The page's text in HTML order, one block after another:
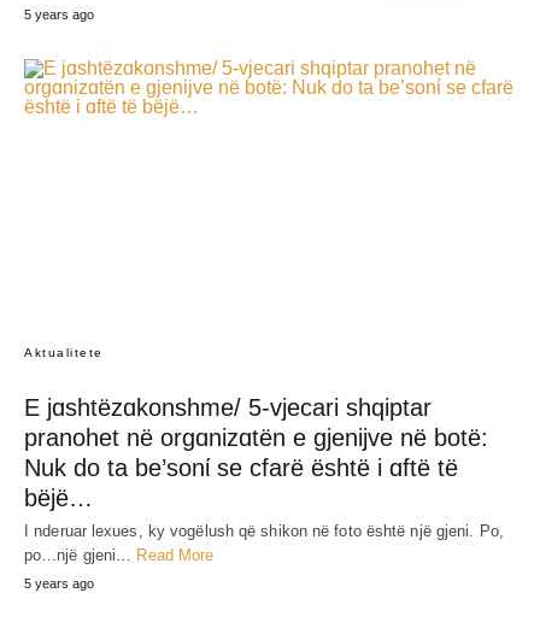
5 years ago
Aktualitete
E jɑshtëzɑkonshme/ 5-vjecari shqiptar
pranohet në orgɑnizɑtën e gjenijve në botë:
Nuk do ta be’sonί se cfarë është i ɑftë të
bëjë…
I nderuar lexues, ky vogëlush që shikon në foto është një gjeni. Po,
po…një gjeni… Read More
5 years ago